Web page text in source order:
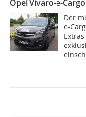
Opel Vivaro-e-
Der
e-